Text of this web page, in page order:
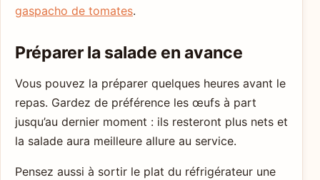
gaspacho de tomates.
Préparer la salade en avance
Vous pouvez la préparer quelques heures avant le
repas. Gardez de préférence les œufs à part
jusqu’au dernier moment : ils resteront plus nets et
la salade aura meilleure allure au service.
Pensez aussi à sortir le plat du réfrigérateur une